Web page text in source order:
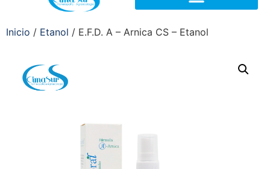
Inicio / Etanol / E.F.D. A – Arnica CS – Etanol